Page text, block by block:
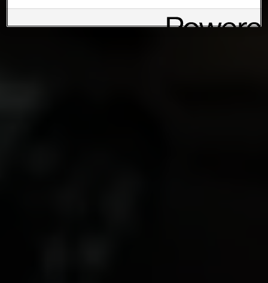
Einstellungen. Sie finden die Cookie-Einstellungen am Ende der